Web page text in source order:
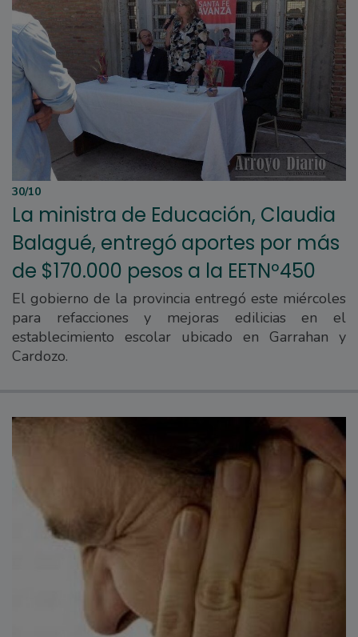
30/10
La ministra de Educación, Claudia
Balagué, entregó aportes por más
de $170.000 pesos a la EETNº450
El gobierno de la provincia entregó este miércoles
para refacciones y mejoras edilicias en el
establecimiento escolar ubicado en Garrahan y
Cardozo.